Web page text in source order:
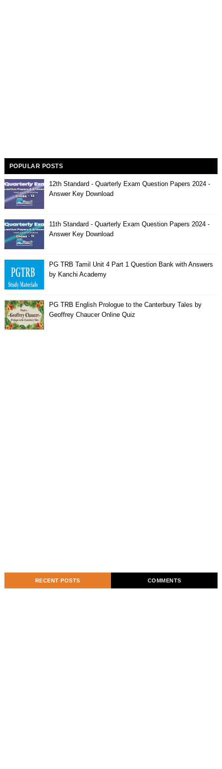
POPULAR POSTS
12th Standard - Quarterly Exam Question Papers 2024 -
Answer Key Download
11th Standard - Quarterly Exam Question Papers 2024 -
Answer Key Download
PG TRB Tamil Unit 4 Part 1 Question Bank with Answers
by Kanchi Academy
PG TRB English Prologue to the Canterbury Tales by
Geoffrey Chaucer Online Quiz
RECENT POSTS COMMENTS